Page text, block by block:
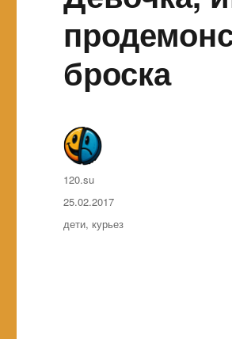
броска
Автор
120.su
Опубликовано
25.02.2017
Метки
дети, курьез